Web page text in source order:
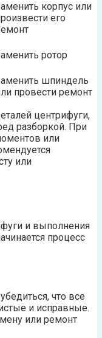
корпус или
его
ротор
шпиндель
провести ремонт
центрифуги,
разборкой. При
или
или
и выполнения
процесс
что все
и исправные.
или ремонт